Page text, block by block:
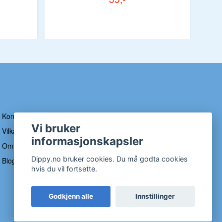
Kontakt
Vilkår og betingelser
Om Dippy
Blogg
Vi bruker
informasjonskapsler
Dippy.no bruker cookies. Du må godta cookies
hvis du vil fortsette.
Godkjenn alle Innstillinger